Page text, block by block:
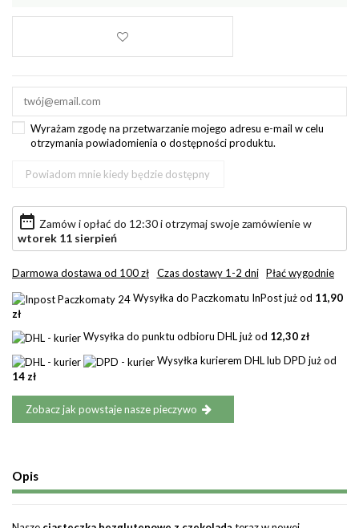
Wyrażam zgodę na przetwarzanie mojego adresu e-mail w celu
otrzymania powiadomienia o dostępności produktu.
date_range Zamów i opłać do 12:30 i otrzymaj swoje zamówienie w
wtorek 11 sierpień
Darmowa dostawa od 100 zł Czas dostawy 1-2 dni Płać wygodnie
Wysyłka do Paczkomatu InPost już od 11,90
zł
Wysyłka do punktu odbioru DHL już od 12,30 zł
Wysyłka kurierem DHL lub DPD już od
14 zł
Zobacz jak powstaje nasze pieczywo
Opis